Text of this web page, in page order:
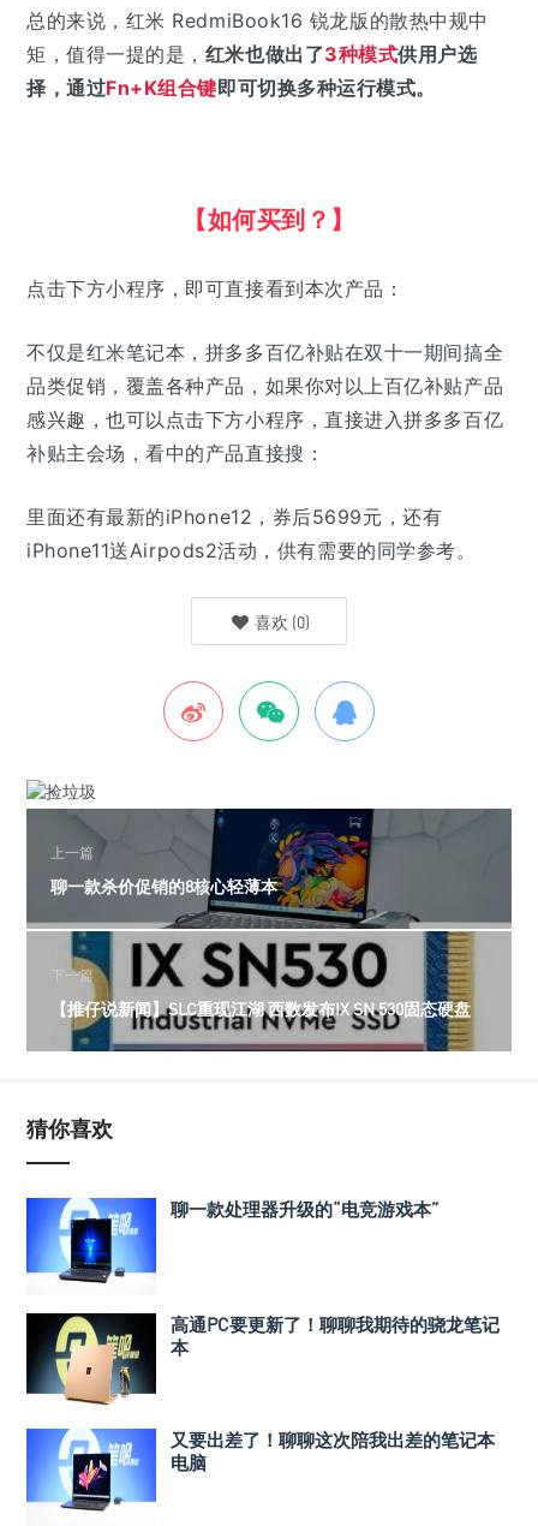
总的来说，红米 RedmiBook16 锐龙版的散热中规中
矩，值得一提的是， 红米也做出了3种模式供用户选
择，通过Fn+K组合键即可切换多种运行模式。
【如何买到？】
点击下方小程序，即可直接看到本次产品：
不仅是红米笔记本，拼多多百亿补贴在双十一期间搞全
品类促销，覆盖各种产品， 如果你对以上百亿补贴产品
感兴趣，也可以点击下方小程序，直接进入拼多多百亿
补贴主会场，看中的产品直接搜：
里面还有最新的iPhone12，券后5699元，还有
iPhone11送Airpods2活动，供有需要的同学参考。
喜欢 (0)
上一篇
聊一款杀价促销的8核心轻薄本
下一篇
【推仔说新闻】SLC重现江湖 西数发布IX SN 530固态硬盘
猜你喜欢
聊一款处理器升级的“电竞游戏本”
高通PC要更新了！聊聊我期待的骁龙笔记
本
又要出差了！聊聊这次陪我出差的笔记本
电脑